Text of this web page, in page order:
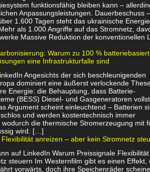
funktionsfähig bleiben kann –
Anpassungsleistungen. Dauerbeschuss
1.600 Tagen steht das ukrainische
als 1.000 Angriffe auf das Stromnetz,
Massive Reduktion der konventionellen
Warum zu 100 %
eine Infrastrukturfalle sind
Angesichts der sich beschleunigenden
dominiert eine äußerst verlockende
Energie: die Behauptung, dass Batterie-
(BESS) Diesel- und Gasgeneratoren
Argument scheint einleuchtend – Batterien
und werden kostentechnisch immer
die thermische Stromerzeugung mit
wird. […]
anreizen – aber kein Stromnetz
auf LinkedIn Warum Preissignale
steuern Im Westernfilm gibt es einen Effekt,
vorwärts, doch ihre Speichenräder